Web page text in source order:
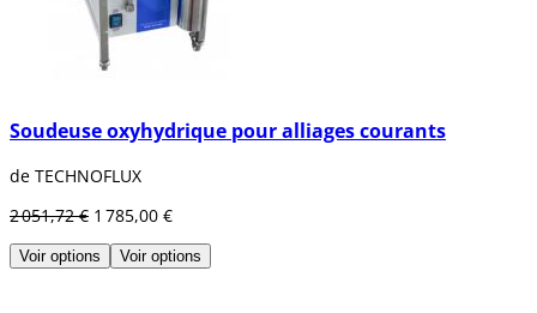
Soudeuse oxyhydrique pour alliages courants
de TECHNOFLUX
2 051,72 € 1 785,00 €
Voir options Voir options